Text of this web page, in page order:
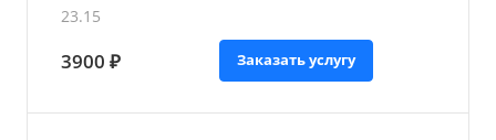
23.15
3900 ₽ Заказать услугу